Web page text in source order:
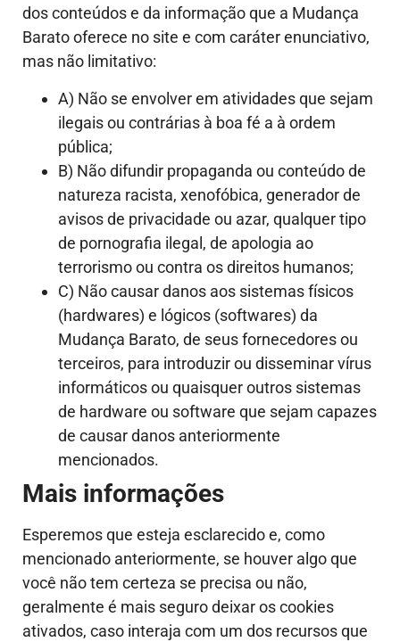
dos conteúdos e da informação que a Mudança
Barato oferece no site e com caráter enunciativo,
mas não limitativo:
A) Não se envolver em atividades que sejam
ilegais ou contrárias à boa fé a à ordem
pública;
B) Não difundir propaganda ou conteúdo de
natureza racista, xenofóbica, generador de
avisos de privacidade ou azar, qualquer tipo
de pornografia ilegal, de apologia ao
terrorismo ou contra os direitos humanos;
C) Não causar danos aos sistemas físicos
(hardwares) e lógicos (softwares) da
Mudança Barato, de seus fornecedores ou
terceiros, para introduzir ou disseminar vírus
informáticos ou quaisquer outros sistemas
de hardware ou software que sejam capazes
de causar danos anteriormente
mencionados.
Mais informações
Esperemos que esteja esclarecido e, como
mencionado anteriormente, se houver algo que
você não tem certeza se precisa ou não,
geralmente é mais seguro deixar os cookies
ativados, caso interaja com um dos recursos que